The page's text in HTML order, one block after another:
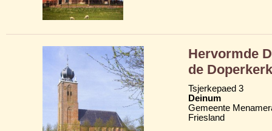
Hervormde
de Doperkerk
Tsjerkepaed 3
Deinum
Gemeente
Friesland